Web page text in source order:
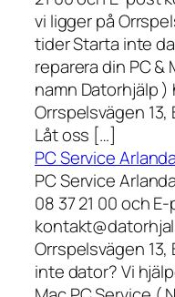
vi ligger på
tider Starta inte
reparera din PC &
namn Datorhjälp )
Orrspelsvägen 13,
Låt oss […]
PC Service
PC Service
08 37 21 00 och
Orrspelsvägen
inte dator? Vi